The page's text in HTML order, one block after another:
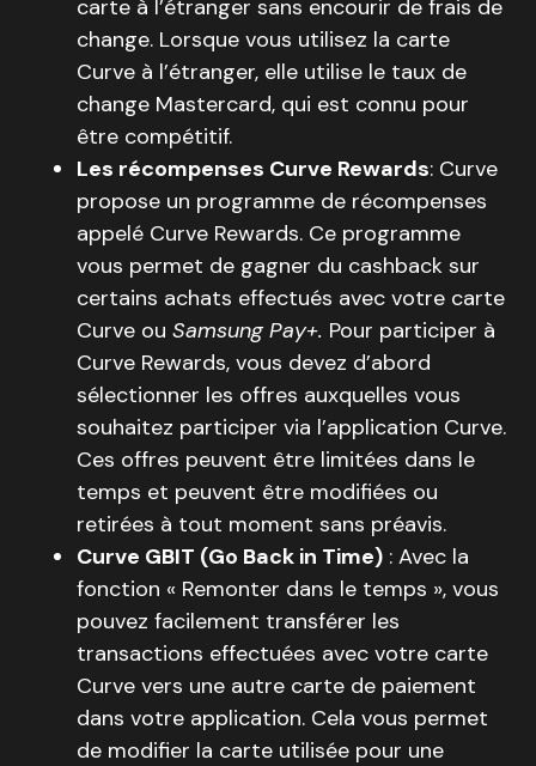
carte à l’étranger sans encourir de frais de
change. Lorsque vous utilisez la carte
Curve à l’étranger, elle utilise le taux de
change Mastercard, qui est connu pour
être compétitif.
Les récompenses Curve Rewards: Curve
propose un programme de récompenses
appelé Curve Rewards. Ce programme
vous permet de gagner du cashback sur
certains achats effectués avec votre carte
Curve ou Samsung Pay+. Pour participer à
Curve Rewards, vous devez d’abord
sélectionner les offres auxquelles vous
souhaitez participer via l’application Curve.
Ces offres peuvent être limitées dans le
temps et peuvent être modifiées ou
retirées à tout moment sans préavis.
Curve GBIT (Go Back in Time) : Avec la
fonction « Remonter dans le temps », vous
pouvez facilement transférer les
transactions effectuées avec votre carte
Curve vers une autre carte de paiement
dans votre application. Cela vous permet
de modifier la carte utilisée pour une